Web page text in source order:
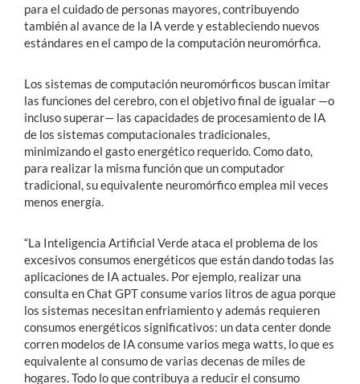
para el cuidado de personas mayores, contribuyendo
también al avance de la IA verde y estableciendo nuevos
estándares en el campo de la computación neuromórfica.
Los sistemas de computación neuromórficos buscan imitar
las funciones del cerebro, con el objetivo final de igualar —o
incluso superar— las capacidades de procesamiento de IA
de los sistemas computacionales tradicionales,
minimizando el gasto energético requerido. Como dato,
para realizar la misma función que un computador
tradicional, su equivalente neuromórfico emplea mil veces
menos energía.
“La Inteligencia Artificial Verde ataca el problema de los
excesivos consumos energéticos que están dando todas las
aplicaciones de IA actuales. Por ejemplo, realizar una
consulta en Chat GPT consume varios litros de agua porque
los sistemas necesitan enfriamiento y además requieren
consumos energéticos significativos: un data center donde
corren modelos de IA consume varios mega watts, lo que es
equivalente al consumo de varias decenas de miles de
hogares. Todo lo que contribuya a reducir el consumo